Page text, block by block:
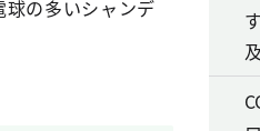
の多いシャンデ